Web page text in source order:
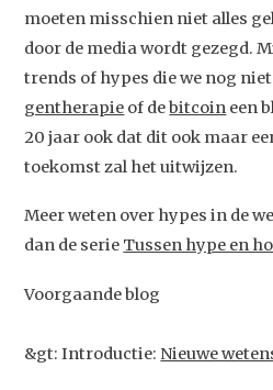
moeten misschien niet alles
door de media wordt gezegd.
trends of hypes die we nog
gentherapie of debitcoin een
20 jaar ook dat dit ook maar
toekomst zal het uitwijzen.
Meer weten over hypes in de
dan de serie Tussen hype en
Voorgaande blog
&gt: Introductie: Nieuwe